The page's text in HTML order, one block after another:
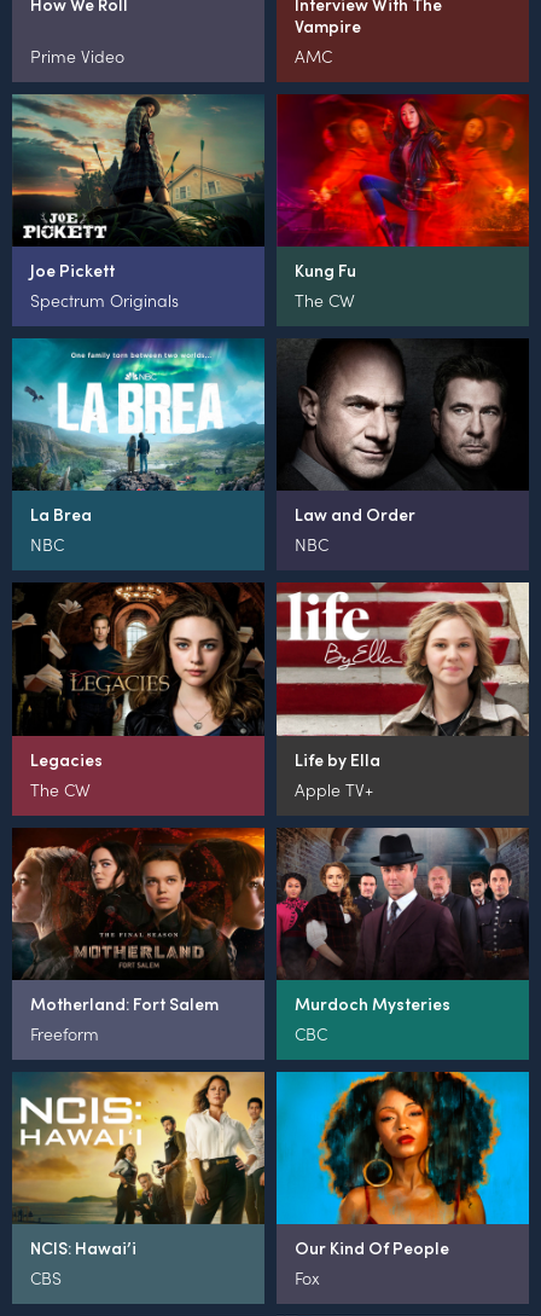
Prime Video
Vampire
AMC
Joe Pickett
Spectrum Originals
Kung Fu
The CW
La Brea
NBC
Law and Order
NBC
Legacies
The CW
Life by Ella
Apple TV+
Motherland: Fort Salem
Freeform
Murdoch Mysteries
CBC
NCIS: Hawai’i
CBS
Our Kind Of People
Fox